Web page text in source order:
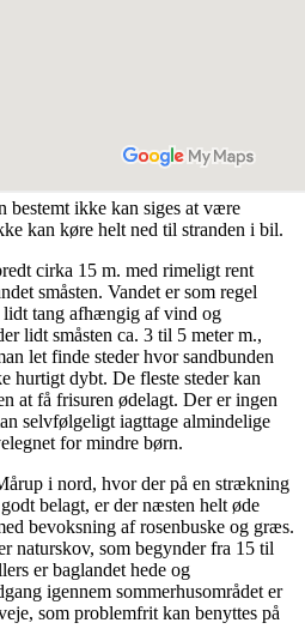
bestemt ikke kan siges at være
kan køre helt ned til stranden i bil.
cirka 15 m. med rimeligt rent
småsten. Vandet er som regel
tang afhængig af vind og
lidt småsten ca. 3 til 5 meter m.,
let finde steder hvor sandbunden
hurtigt dybt. De fleste steder kan
at få frisuren ødelagt. Der er ingen
selvfølgeligt iagttage almindelige
for mindre børn.
i nord, hvor der på en strækning
belagt, er der næsten helt øde
bevoksning af rosenbuske og græs.
naturskov, som begynder fra 15 til
er baglandet hede og
igennem sommerhusområdet er
som problemfrit kan benyttes på